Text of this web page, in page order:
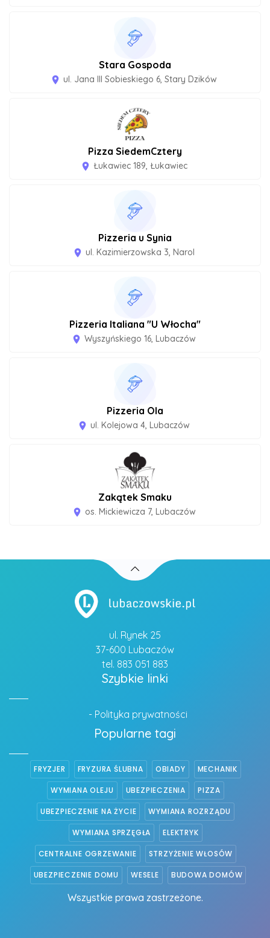
Stara Gospoda
room ul. Jana III Sobieskiego 6, Stary Dzików
Pizza SiedemCztery
room Łukawiec 189, Łukawiec
Pizzeria u Synia
room ul. Kazimierzowska 3, Narol
Pizzeria Italiana "U Włocha"
room Wyszyńskiego 16, Lubaczów
Pizzeria Ola
room ul. Kolejowa 4, Lubaczów
Zakątek Smaku
room os. Mickiewicza 7, Lubaczów
ul. Rynek 25
37-600 Lubaczów
tel. 883 051 883
Szybkie linki
- Polityka prywatności
Popularne tagi
FRYZJER FRYZURA ŚLUBNA OBIADY MECHANIK
WYMIANA OLEJU UBEZPIECZENIA PIZZA
UBEZPIECZENIE NA ŻYCIE WYMIANA ROZRZĄDU
WYMIANA SPRZĘGŁA ELEKTRYK
CENTRALNE OGRZEWANIE STRZYŻENIE WŁOSÓW
UBEZPIECZENIE DOMU WESELE BUDOWA DOMÓW
Wszystkie prawa zastrzeżone.